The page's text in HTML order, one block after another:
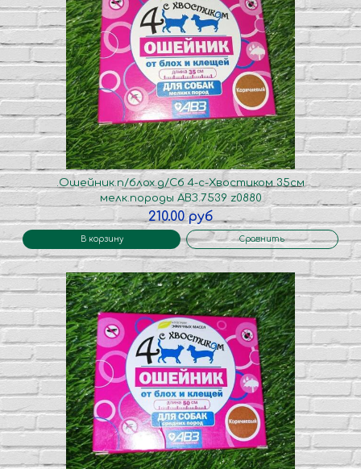
.Ошейник.п/блох.д/Сб 4-с-Хвостиком 35см
мелк.породы АВЗ.7539 z0880
210.00 руб
В корзину Сравнить